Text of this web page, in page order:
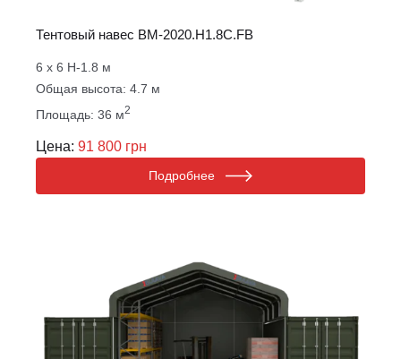
Тентовый навес ВM-2020.Н1.8С.FB
6 х 6 Н-1.8 м
Общая высота: 4.7 м
Площадь: 36 м2
Цена: 91 800 грн
Подробнее